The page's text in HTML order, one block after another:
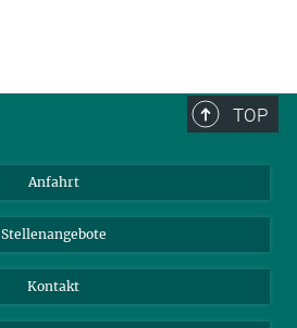
TOP
Anfahrt
Stellenangebote
Kontakt